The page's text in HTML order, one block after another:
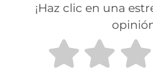
¡Haz clic en una